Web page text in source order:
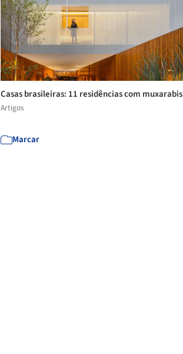
Casas brasileiras: 11 residências com muxarabis
Artigos
Marcar